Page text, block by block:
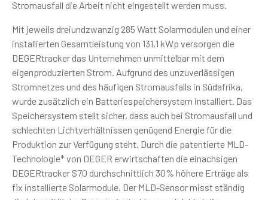
Stromausfall die Arbeit nicht eingestellt werden muss.
Mit jeweils dreiundzwanzig 285 Watt Solarmodulen und einer
installierten Gesamtleistung von 131,1 kWp versorgen die
DEGERtracker das Unternehmen unmittelbar mit dem
eigenproduzierten Strom. Aufgrund des unzuverlässigen
Stromnetzes und des häufigen Stromausfalls in Südafrika,
wurde zusätzlich ein Batteriespeichersystem installiert. Das
Speichersystem stellt sicher, dass auch bei Stromausfall und
schlechten Lichtverhältnissen genügend Energie für die
Produktion zur Verfügung steht. Durch die patentierte MLD-
Technologie* von DEGER erwirtschaften die einachsigen
DEGERtracker S70 durchschnittlich 30% höhere Erträge als
fix installierte Solarmodule. Der MLD-Sensor misst ständig